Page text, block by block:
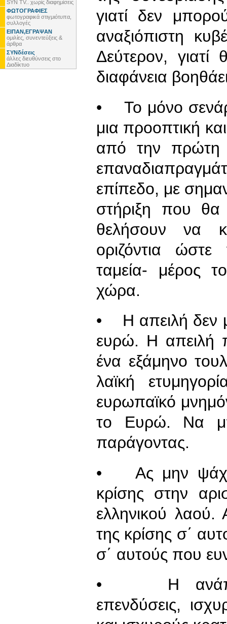
SYN TV.. χωρίς διαφημίσεις
ΦΩΤΟΓΡΑΦΙΕΣ
φωτογραφικά στιγμιότυπα,
συλλογές
ΕΙΠΑΝ,ΕΓΡΑΨΑΝ
ομιλίες, συνεντεύξεις &
άρθρα
ΣΥΝδέσεις
άλλες διευθύνσεις στο
Διαδίκτυο
γιατί δεν
αναξιόπιστη
Δεύτερον,
διαφάνεια
• Το μόνο
μια προοπτική
από την πρώτη
επίπεδο, με
στήριξη που
θελήσουν να
οριζόντια
ταμεία- μέρος
χώρα.
• Η απειλή δεν
ευρώ. Η απειλή
ένα εξάμηνο
λαϊκή
ευρωπαϊκό
το Ευρώ. Να
παράγοντας.
• Ας μην
κρίσης στην
ελληνικού
της κρίσης σ΄
σ΄ αυτούς που
• Η
επενδύσεις,